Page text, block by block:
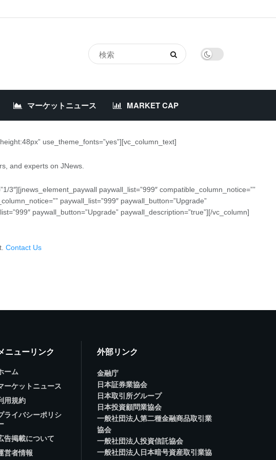
マーケットニュース MARKET CAP
use_theme_fonts=”yes”][vc_column_text]
and experts on JNews.
paywall_list=”999″ compatible_column_notice=””
paywall_list=”999″ paywall_button=”Upgrade”
paywall_button=”Upgrade” paywall_description=”true”][/vc_column]
Contact Us
ニューリンク
ーム
ーケットニュース
用規約
ライバシーポリシ
告掲載について
営者情報
外部リンク
金融庁
日本証券業協会
日本取引所グループ
日本投資顧問業協会
一般社団法人第二種金融商品取引業
協会
一般社団法人投資信託協会
一般社団法人日本暗号資産取引業協